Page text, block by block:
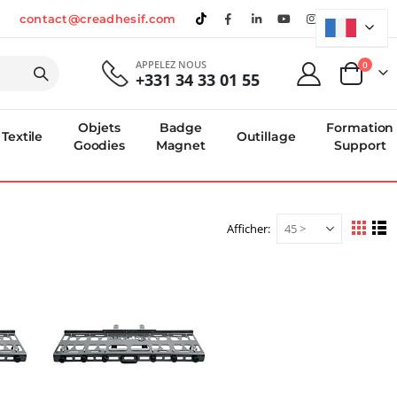
contact@creadhesif.com
APPELEZ NOUS
+331 34 33 01 55 Panier
0
Textile
Objets
Goodies
Badge
Magnet
Outillage
Formation
Support
Afficher
Afficher
Grille